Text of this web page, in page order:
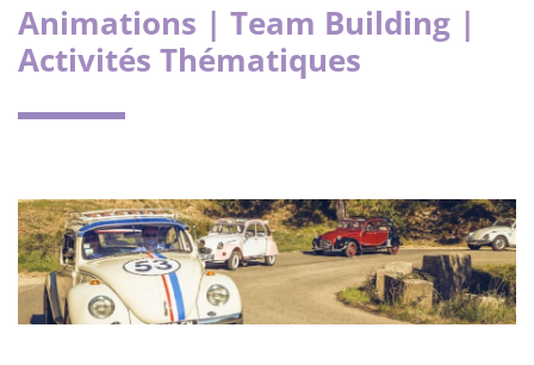
Animations | Team Building |
Activités Thématiques